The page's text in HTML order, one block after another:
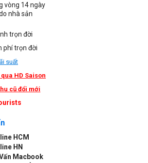
vòng 14 ngày
nhà sản
trọn đời
phí trọn đời
suất
HD Saison
cũ đổi mới
HCM
HN
Macbook